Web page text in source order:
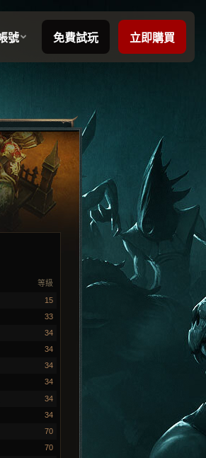
等級
15
33
34
34
34
34
34
34
70
70